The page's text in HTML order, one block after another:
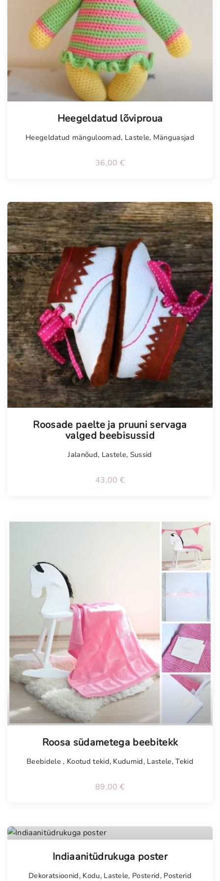
Heegeldatud lõviproua
Heegeldatud mänguloomad, Lastele, Mänguasjad
36,00 €
Roosade paelte ja pruuni servaga
valged beebisussid
Jalanõud, Lastele, Sussid
43,00 €
Roosa südametega beebitekk
Beebidele , Kootud tekid, Kudumid, Lastele,Tekid
89,00 €
Indiaanitüdrukuga poster
Dekoratsioonid, Kodu, Lastele, Posterid, Posterid